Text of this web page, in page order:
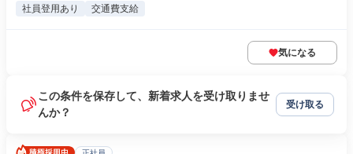
社員登用あり 交通費支給
気になる
この条件を保存して、新着求人を受け取りませ
んか？
受け取る